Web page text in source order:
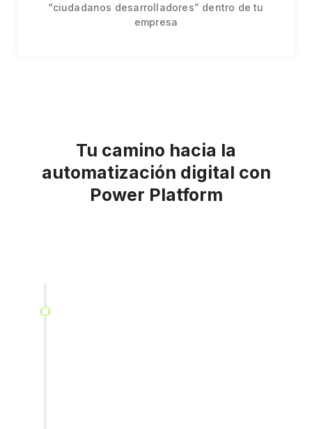
“ciudadanos desarrolladores” dentro de tu
empresa
Tu camino hacia la
automatización digital con
Power Platform